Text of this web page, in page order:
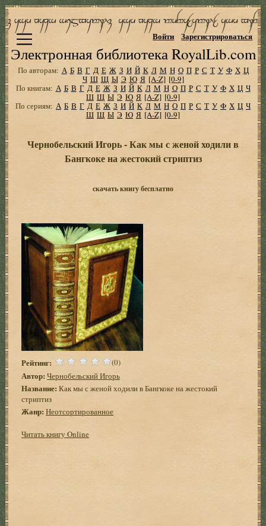
Электронная библиотека RoyalLib.com
Войти Зарегистрироваться
По авторам: А Б В Г Д Е Ж З И Й К Л М Н О П Р С Т У Ф Х Ц
Ч Ш Щ Ы Э Ю Я [A-Z] [0-9]
По книгам: А Б В Г Д Е Ж З И Й К Л М Н О П Р С Т У Ф Х Ц Ч
Ш Щ Ы Э Ю Я [A-Z] [0-9]
По сериям: А Б В Г Д Е Ж З И Й К Л М Н О П Р С Т У Ф Х Ц Ч
Ш Щ Ы Э Ю Я [A-Z] [0-9]
Чернобельский Игорь - Как мы с женой ходили в
Бангкоке на жестокий стриптиз
скачать книгу бесплатно
Рейтинг: (0)
Автор: Чернобельский Игорь
Название: Как мы с женой ходили в Бангкоке на жестокий
стриптиз
Жанр: Неотсортированное
Читать книгу Online